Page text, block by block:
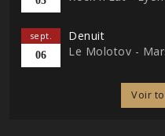
sept.
06
Denuit
Le Molotov -
Voir